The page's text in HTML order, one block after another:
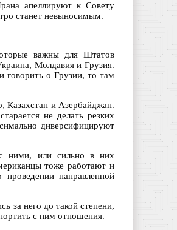
апеллируют к Совету
станет невыносимым.
важны для Штатов
Молдавия и Грузия.
говорить о Грузии, то там
Казахстан и Азербайджан.
не делать резких
диверсифицируют
ними, или сильно в них
тоже работают и
направленной
за него до такой степени,
с ним отношения.